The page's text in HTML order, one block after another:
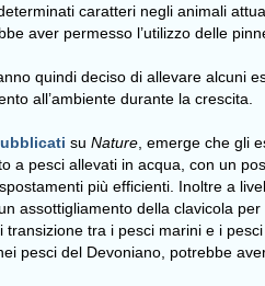
caratteri negli animali
aver permesso l’utilizzo delle
quindi deciso di allevare alcuni
all’ambiente durante la crescita.
su Nature , emerge che gli
a pesci allevati in acqua, con un
più efficienti. Inoltre a
assottigliamento della clavicola
transizione tra i pesci marini e i
pesci del Devoniano, potrebbe